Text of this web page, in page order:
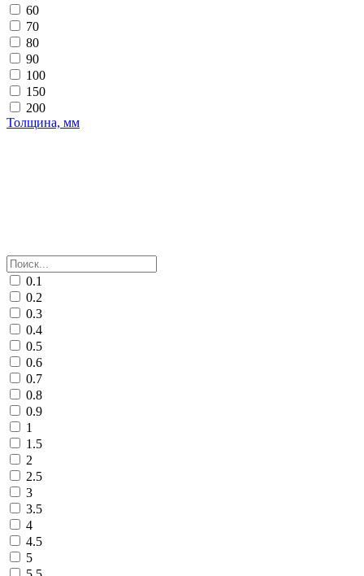
60
70
80
90
100
150
200
Толщина, мм
0.1
0.2
0.3
0.4
0.5
0.6
0.7
0.8
0.9
1
1.5
2
2.5
3
3.5
4
4.5
5